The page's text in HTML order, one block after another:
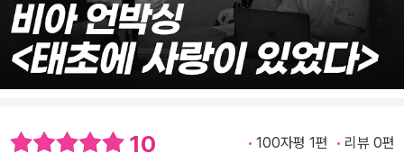
10 100자평 1편 리뷰 0편